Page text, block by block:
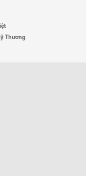
Thương